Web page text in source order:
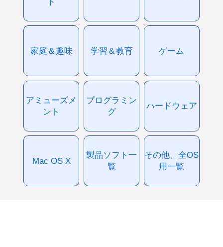
家庭＆趣味 学習＆教育 ゲーム
アミューズメ
ント
プログラミン
グ
ハードウェア
Mac OS X
製品ソフト一
覧
その他、全OS
用一覧